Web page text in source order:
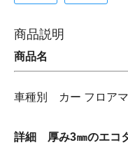
商品説明
商品名
車種別 カー フロアマ
詳細 厚み3㎜のエコ